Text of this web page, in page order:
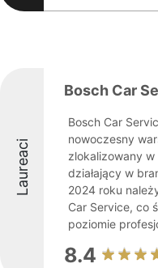
Laureaci
Bosch Car
Bosch Car
nowoczesny
zlokalizowany w
działający w
2024 roku
Car Service, co
poziomie
8.4